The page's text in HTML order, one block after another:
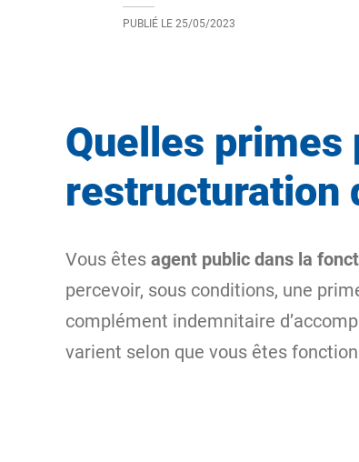
PUBLIÉ LE 25/05/2023
Quelles primes
restructuration
Vous êtes agent public dans la
percevoir, sous conditions, une
complément indemnitaire
varient selon que vous êtes